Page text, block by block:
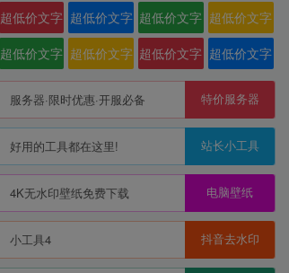
超低价文字
广告位
超低价文字
广告位
超低价文字
广告位
超低价文字
广告位
超低价文字
广告位
超低价文字
广告位
超低价文字
广告位
超低价文字
广告位
服务器·限时优惠·开服必备 特价服务器
好用的工具都在这里! 站长小工具
4K无水印壁纸免费下载 电脑壁纸
小工具4 抖音去水印